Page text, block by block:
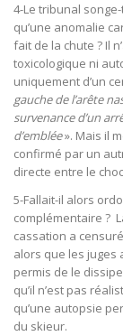
4-Le tribunal
qu’une anomalie
fait de la chute ? Il
toxicologique ni
uniquement d’un
gauche de l’arête
survenance d’un
d’emblée». Mais il
confirmé par un
directe entre le
5-Fallait-il alors
complémentaire ?
cassation a
alors que les
permis de le
qu’il n’est pas
qu’une autopsie
du skieur.